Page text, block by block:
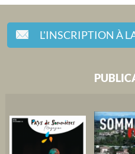
L'INSCRIPTION À